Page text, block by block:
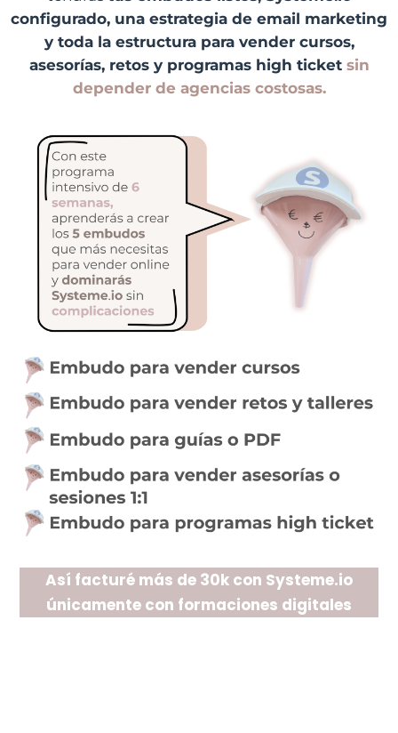
configurado, una estrategia de email marketing
y toda la estructura para vender cursos,
asesorías, retos y programas high ticketsin
depender de agencias costosas.
Así facturé más de 30k con Systeme.io
únicamente con formaciones digitales